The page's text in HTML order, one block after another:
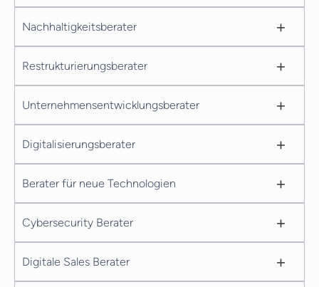
Nachhaltigkeitsberater +
Restrukturierungsberater +
Unternehmensentwicklungsberater +
Digitalisierungsberater +
Berater für neue Technologien +
Cybersecurity Berater +
Digitale Sales Berater +